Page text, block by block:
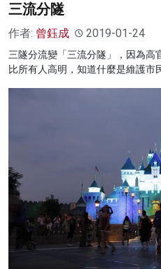
三流分隧
作者: 曾鈺成 2019-01-24
三隧分流變「三流分隧」，因為高
比所有人高明，知道什麼是維護市